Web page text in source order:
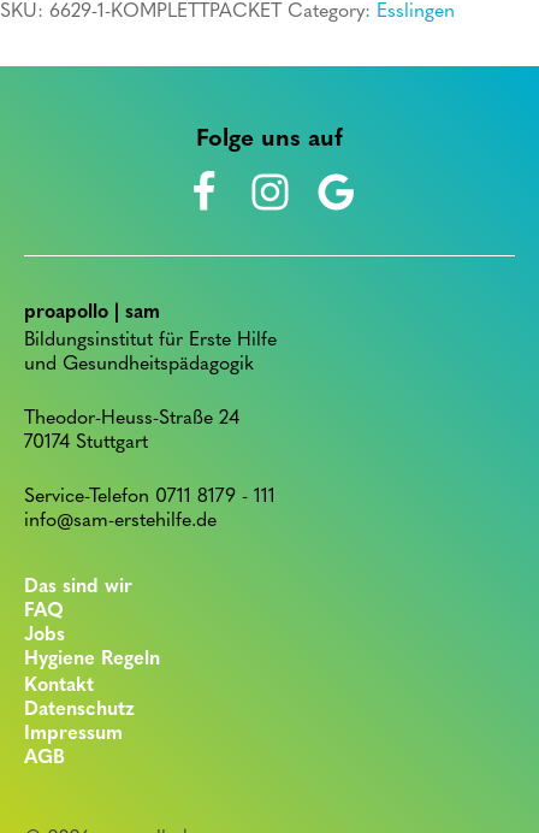
SKU: 6629-1-KOMPLETTPACKET Category: Esslingen
Folge uns auf
proapollo | sam
Bildungsinstitut für Erste Hilfe
und Gesundheitspädagogik
Theodor-Heuss-Straße 24
70174 Stuttgart
Service-Telefon 0711 8179 - 111
info@sam-erstehilfe.de
Das sind wir
FAQ
Jobs
Hygiene Regeln
Kontakt
Datenschutz
Impressum
AGB